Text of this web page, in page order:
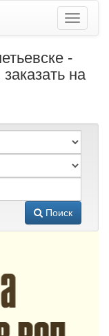
-
на
Поиск